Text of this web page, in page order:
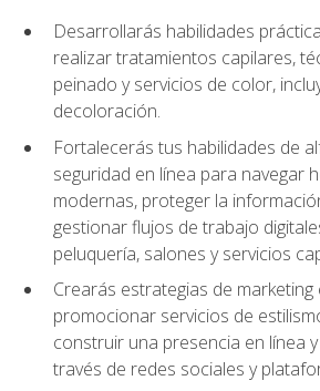
Desarrollarás habilidades
realizar tratamientos capilares,
peinado y servicios de color,
decoloración.
Fortalecerás tus habilidades de
seguridad en línea para navegar
modernas, proteger la
gestionar flujos de trabajo
peluquería, salones y servicios
Crearás estrategias de
promocionar servicios de
construir una presencia en línea
través de redes sociales y